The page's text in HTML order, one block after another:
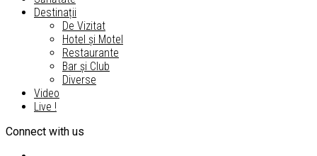
Destinații
De Vizitat
Hotel și Motel
Restaurante
Bar și Club
Diverse
Video
Live !
Connect with us